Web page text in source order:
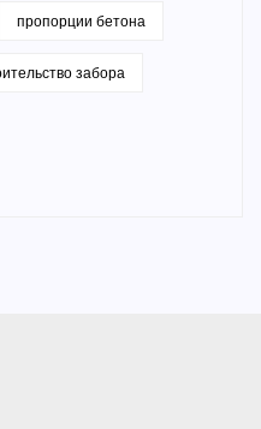
пропорции бетона
забора